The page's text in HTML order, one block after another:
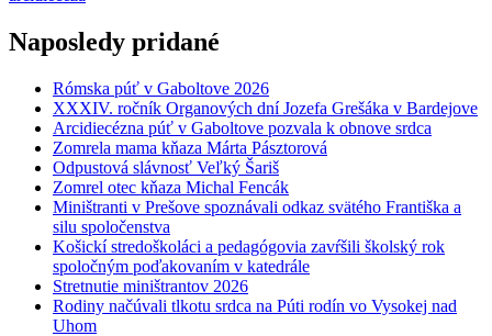
Naposledy pridané
Rómska púť v Gaboltove 2026
XXXIV. ročník Organových dní Jozefa Grešáka v Bardejove
Arcidiecézna púť v Gaboltove pozvala k obnove srdca
Zomrela mama kňaza Márta Pásztorová
Odpustová slávnosť Veľký Šariš
Zomrel otec kňaza Michal Fencák
Miništranti v Prešove spoznávali odkaz svätého Františka a
silu spoločenstva
Košickí stredoškoláci a pedagógovia zavŕšili školský rok
spoločným poďakovaním v katedrále
Stretnutie miništrantov 2026
Rodiny načúvali tlkotu srdca na Púti rodín vo Vysokej nad
Uhom